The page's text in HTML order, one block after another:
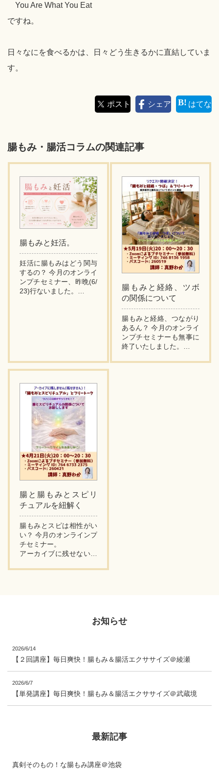
You Are What You Eat
ですね。
日々なにを食べるかは、日々どう生きるかに直結していま
す。
ポスト シェア はてな
腸もみ・腸活コラムの関連記事
腸もみと妊活。
妊活に腸もみはどう関与
するの？ 今月のオンライ
ンプチセミナー、昨晩(6/
23)行ないました。
腸もみと経絡、ツボ
の関係について
腸もみと経絡、つながり
あるん？ 今月のオンライ
ンプチセミナーも無事に
終了いたしました。
絡・ツボの関係につい
腸と腸もみとスピリ
チュアルを紐解く
腸もみとスピは相性がい
い？ 今月のオンラインプ
チセミナー。
アーカイブに残せない内
ながら始まりました。
お知らせ
2026/6/14
【２回講座】毎日爽快！腸もみ＆腸活エクササイズ＠綾瀬
2026/6/7
【単発講座】毎日爽快！腸もみ＆腸活エクササイズ＠武蔵境
最新記事
真剣そのもの！な腸もみ講座＠池袋